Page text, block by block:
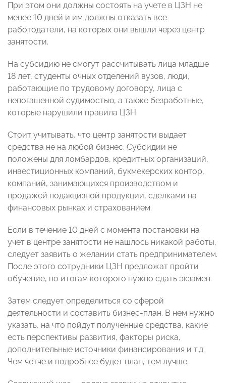
При этом они должны состоять на учете в ЦЗН не
менее 10 дней и им должны отказать все
работодатели, на которых они вышли через центр
занятости.
На субсидию не смогут рассчитывать лица младше
18 лет, студенты очных отделений вузов, люди,
работающие по трудовому договору, лица с
непогашенной судимостью, а также безработные,
которые нарушили правила ЦЗН.
Стоит учитывать, что центр занятости выдает
средства не на любой бизнес. Субсидии не
положены для ломбардов, кредитных организаций,
инвестиционных компаний, букмекерских контор,
компаний, занимающихся производством и
продажей подакцизной продукции, сделками на
финансовых рынках и страхованием.
Если в течение 10 дней с момента постановки на
учет в центре занятости не нашлось никакой работы,
следует заявить о желании стать предпринимателем.
После этого сотрудники ЦЗН предложат пройти
обучение, по итогам которого нужно сдать экзамен.
Затем следует определиться со сферой
деятельности и составить бизнес-план. В нем нужно
указать, на что пойдут полученные средства, какие
есть перспективы развития, факторы риска,
дополнительные источники финансирования и т.д.
Чем четче и подробнее будет план, тем лучше.